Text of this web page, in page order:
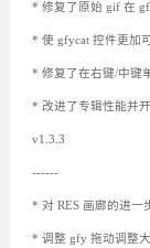
* 修复了原始 gif 在
* 使 gfycat 控件更加
* 修复了在右键/中键
* 改进了专辑性能并
v1.3.3
------
* 对 RES 画廊的进一
* 调整 gfy 拖动调整大